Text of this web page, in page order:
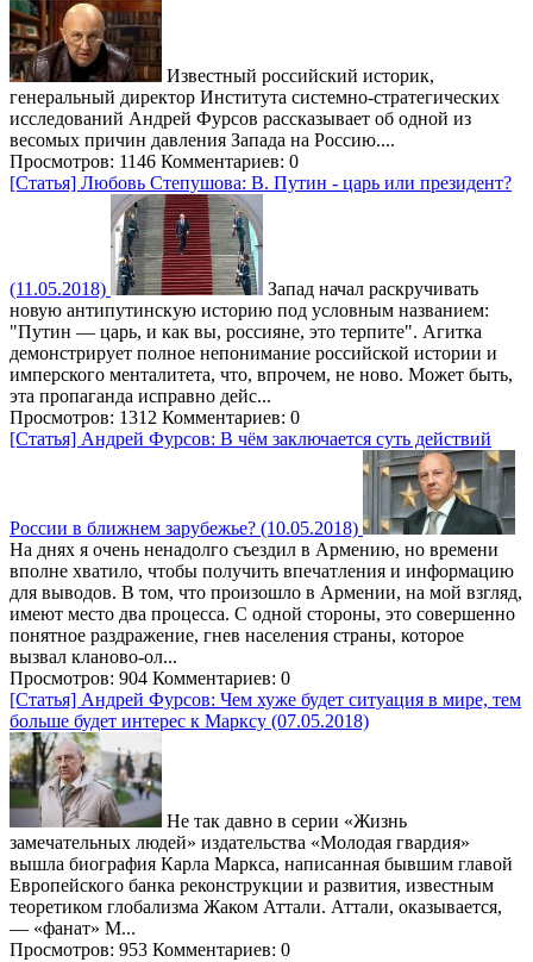
Известный российский историк,
генеральный директор Института системно-стратегических
исследований Андрей Фурсов рассказывает об одной из
весомых причин давления Запада на Россию....
Просмотров: 1146 Комментариев: 0
[Статья] Любовь Степушова: В. Путин - царь или президент?
(11.05.2018)
Запад начал раскручивать
новую антипутинскую историю под условным названием:
"Путин — царь, и как вы, россияне, это терпите". Агитка
демонстрирует полное непонимание российской истории и
имперского менталитета, что, впрочем, не ново. Может быть,
эта пропаганда исправно дейс...
Просмотров: 1312 Комментариев: 0
[Статья] Андрей Фурсов: В чём заключается суть действий
России в ближнем зарубежье? (10.05.2018)
На днях я очень ненадолго съездил в Армению, но времени
вполне хватило, чтобы получить впечатления и информацию
для выводов. В том, что произошло в Армении, на мой взгляд,
имеют место два процесса. С одной стороны, это совершенно
понятное раздражение, гнев населения страны, которое
вызвал кланово-ол...
Просмотров: 904 Комментариев: 0
[Статья] Андрей Фурсов: Чем хуже будет ситуация в мире, тем
больше будет интерес к Марксу (07.05.2018)
Не так давно в серии «Жизнь
замечательных людей» издательства «Молодая гвардия»
вышла биография Карла Маркса, написанная бывшим главой
Европейского банка реконструкции и развития, известным
теоретиком глобализма Жаком Аттали. Аттали, оказывается,
— «фанат» М...
Просмотров: 953 Комментариев: 0